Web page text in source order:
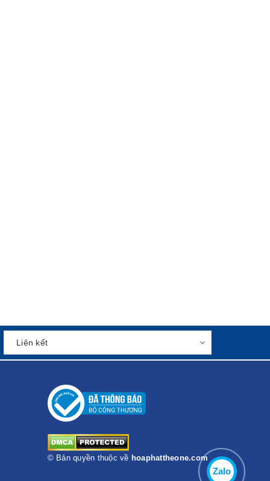
© Bản quyền thuộc về hoaphattheone.com
Zalo